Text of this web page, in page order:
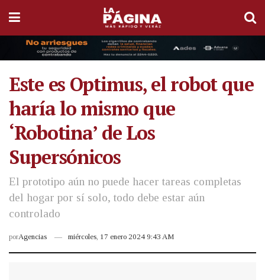
Este es Optimus, el robot que
haría lo mismo que
‘Robotina’ de Los
Supersónicos
El prototipo aún no puede hacer tareas completas
del hogar por sí solo, todo debe estar aún
controlado
porAgencias miércoles, 17 enero 2024 9:43 AM